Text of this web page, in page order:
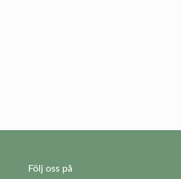
Följ oss på